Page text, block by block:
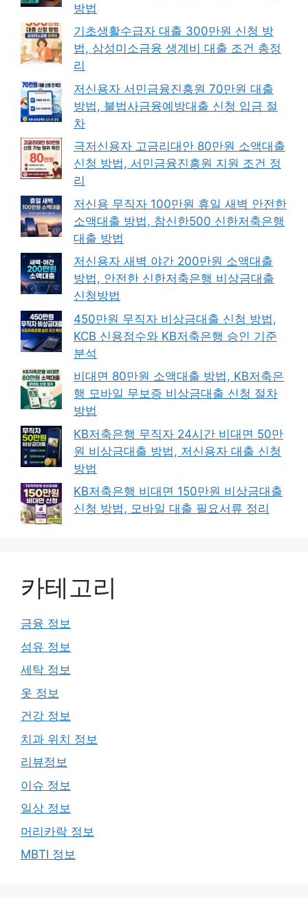
방법
기초생활수급자 대출 300만원 신청 방
법, 삼성미소금융 생계비 대출 조건 총정
리
저신용자 서민금융진흥원 70만원 대출
방법, 불법사금융예방대출 신청 입금 절
차
극저신용자 고금리대안 80만원 소액대출
신청 방법, 서민금융진흥원 지원 조건 정
리
저신용 무직자 100만원 휴일 새벽 안전한
소액대출 방법, 참신한500 신한저축은행
대출 방법
저신용자 새벽 야간 200만원 소액대출
방법, 안전한 신한저축은행 비상금대출
신청방법
450만원 무직자 비상금대출 신청 방법,
KCB 신용점수와 KB저축은행 승인 기준
분석
비대면 80만원 소액대출 방법, KB저축은
행 모바일 무보증 비상금대출 신청 절차
방법
KB저축은행 무직자 24시간 비대면 50만
원 비상금대출 방법, 저신용자 대출 신청
방법
KB저축은행 비대면 150만원 비상금대출
신청 방법, 모바일 대출 필요서류 정리
카테고리
금융 정보
섬유 정보
세탁 정보
옷 정보
건강 정보
치과 위치 정보
리뷰정보
이슈 정보
일상 정보
머리카락 정보
MBTI 정보